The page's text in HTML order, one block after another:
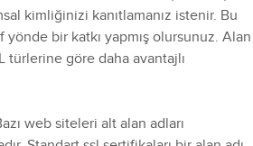
kimliğinizi kanıtlamanız istenir. Bu
yönde bir katkı yapmış olursunuz. Alan
türlerine göre daha avantajlı
web siteleri alt alan adları